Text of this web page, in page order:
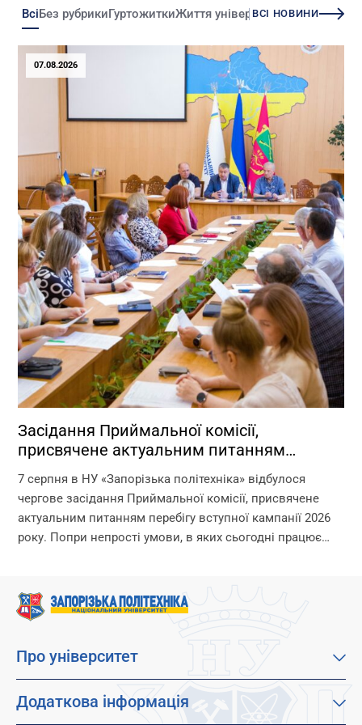
Факультет стрімко розвивається, відкриваючи нові
спеціальності:
– 2004 р. – “Інформаційні технології проектування” та
“Системний аналіз і управління”
– 2013 р. – “Інженерія програмного забезпечення” та
Сучасний стан
Сьогодні факультет комп’ютерних наук і технологій – це:
– 730 студентів денної та заочної форм навчання
– 11 сучасних комп’ютерних класів та лабораторій
– Постійно оновлювані навчальні плани
– Підготовка фахівців для ІТ-галузі, однієї з найважливіших у
світовій економіці
Керівництво факультету
Декан:
Заступник декана:
доцент кафедри Програмні засоби Леощенко С. Д. (з 2024
року)
Мета факультету
інформаційних технологій в Україні та світі.
ВсіБез рубрикиГуртожиткиЖиття університетуЗміни
ВСІ НОВИНИ
07.08.2026
Засідання Приймальної комісії,
присвячене актуальним питанням
перебігу вступної кампанії 2026 року
7 серпня в НУ «Запорізька політехніка» відбулося
чергове засідання Приймальної комісії, присвячене
актуальним питанням перебігу вступної кампанії 2026
року. Попри непрості умови, в яких сьогодні працює
Про університет
Місія, візія та цінності
Додаткова інформація